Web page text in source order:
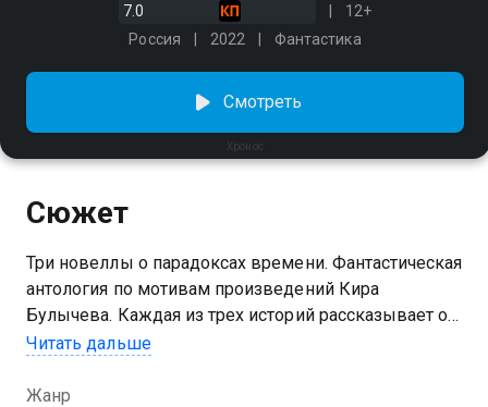
7.0
12+
Россия
2022 Фантастика
Хронос
Смотреть
Сюжет
Три новеллы о парадоксах времени. Фантастическая
антология по мотивам произведений Кира
Булычева. Каждая из трех историй рассказывает о
крепкой связи прошлого, настоящего и будущего.
неизведанным, отправиться в захватывающее
Читать дальше
Жанр